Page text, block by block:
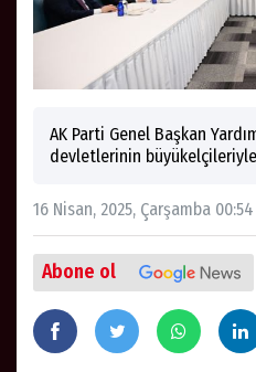
AK Parti Genel Başkan
devletlerinin
16 Nisan, 2025, Çarşamba 00:54
Abone ol